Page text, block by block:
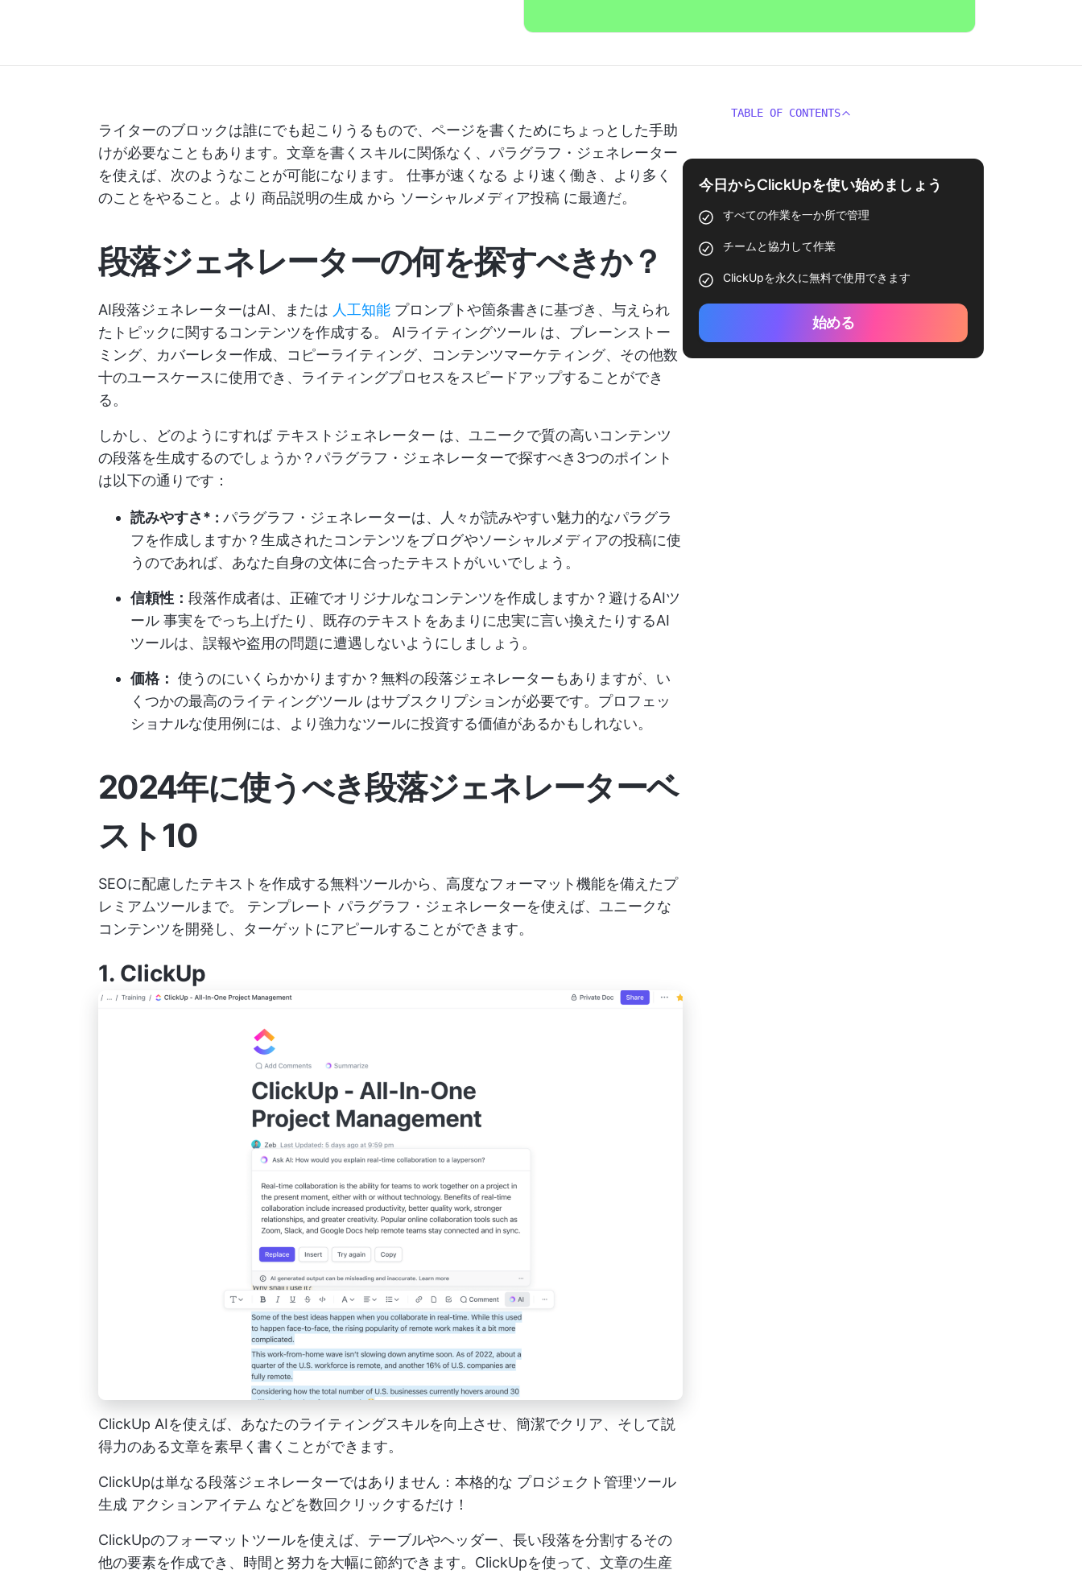
ライターのブロックは誰にでも起こりうるもので、ページを書くためにちょっとした手助
けが必要なこともあります。文章を書くスキルに関係なく、パラグラフ・ジェネレーター
を使えば、次のようなことが可能になります。 仕事が速くなる より速く働き、より多く
のことをやること。より 商品説明の生成 から ソーシャルメディア投稿 に最適だ。
段落ジェネレーターの何を探すべきか？
AI段落ジェネレーターはAI、または 人工知能 プロンプトや箇条書きに基づき、与えられ
たトピックに関するコンテンツを作成する。 AIライティングツール は、ブレーンストー
ミング、カバーレター作成、コピーライティング、コンテンツマーケティング、その他数
十のユースケースに使用でき、ライティングプロセスをスピードアップすることができ
る。
しかし、どのようにすれば テキストジェネレーター は、ユニークで質の高いコンテンツ
の段落を生成するのでしょうか？パラグラフ・ジェネレーターで探すべき3つのポイント
は以下の通りです：
読みやすさ* : パラグラフ・ジェネレーターは、人々が読みやすい魅力的なパラグラ
フを作成しますか？生成されたコンテンツをブログやソーシャルメディアの投稿に使
うのであれば、あなた自身の文体に合ったテキストがいいでしょう。
信頼性： 段落作成者は、正確でオリジナルなコンテンツを作成しますか？避けるAIツ
ール 事実をでっち上げたり、既存のテキストをあまりに忠実に言い換えたりするAI
ツールは、誤報や盗用の問題に遭遇しないようにしましょう。
価格： 使うのにいくらかかりますか？無料の段落ジェネレーターもありますが、い
くつかの最高のライティングツール はサブスクリプションが必要です。プロフェッ
ショナルな使用例には、より強力なツールに投資する価値があるかもしれない。
2024年に使うべき段落ジェネレーターベ
スト10
SEOに配慮したテキストを作成する無料ツールから、高度なフォーマット機能を備えたプ
レミアムツールまで。 テンプレート パラグラフ・ジェネレーターを使えば、ユニークな
コンテンツを開発し、ターゲットにアピールすることができます。
1. ClickUp
ClickUp AIを使えば、あなたのライティングスキルを向上させ、簡潔でクリア、そして説
得力のある文章を素早く書くことができます。
ClickUpは単なる段落ジェネレーターではありません：本格的な プロジェクト管理ツール
生成 アクションアイテム などを数回クリックするだけ！
ClickUpのフォーマットツールを使えば、テーブルやヘッダー、長い段落を分割するその
他の要素を作成でき、時間と努力を大幅に節約できます。ClickUpを使って、文章の生産
TABLE OF CONTENTS
今日からClickUpを使い始めましょう
すべての作業を一か所で管理
チームと協力して作業
ClickUpを永久に無料で使用できます
始める